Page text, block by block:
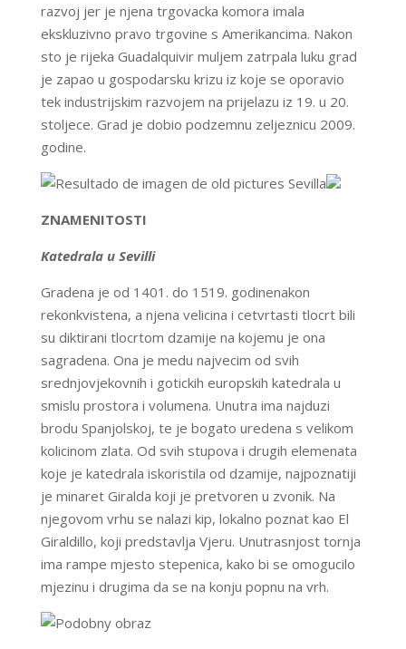
razvoj jer je njena trgovacka komora imala
ekskluzivno pravo trgovine s Amerikancima. Nakon
sto je rijeka Guadalquivir muljem zatrpala luku grad
je zapao u gospodarsku krizu iz koje se oporavio
tek industrijskim razvojem na prijelazu iz 19. u 20.
stoljece. Grad je dobio podzemnu zeljeznicu 2009.
godine.
ZNAMENITOSTI
Katedrala u Sevilli
Gradena je od 1401. do 1519. godinenakon
rekonkvistena, a njena velicina i cetvrtasti tlocrt bili
su diktirani tlocrtom dzamije na kojemu je ona
sagradena. Ona je medu najvecim od svih
srednjovjekovnih i gotickih europskih katedrala u
smislu prostora i volumena. Unutra ima najduzi
brodu Spanjolskoj, te je bogato uredena s velikom
kolicinom zlata. Od svih stupova i drugih elemenata
koje je katedrala iskoristila od dzamije, najpoznatiji
je minaret Giralda koji je pretvoren u zvonik. Na
njegovom vrhu se nalazi kip, lokalno poznat kao El
Giraldillo, koji predstavlja Vjeru. Unutrasnjost tornja
ima rampe mjesto stepenica, kako bi se omogucilo
mjezinu i drugima da se na konju popnu na vrh.